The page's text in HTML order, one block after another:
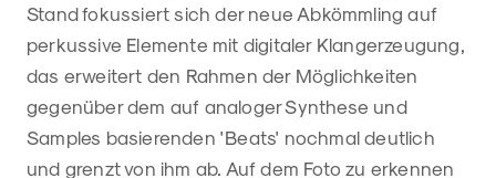
Stand fokussiert sich der neue Abkömmling auf
perkussive Elemente mit digitaler Klangerzeugung,
das erweitert den Rahmen der Möglichkeiten
gegenüber dem auf analoger Synthese und
Samples basierenden 'Beats' nochmal deutlich
und grenzt von ihm ab. Auf dem Foto zu erkennen